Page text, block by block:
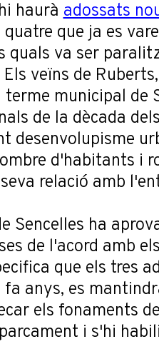
hauràadossats
que ja es
quals va ser
veïns de
terme municipal de
de la dècada
desenvolupisme
d'habitants i
relació amb
Sencelles ha
de l'acord amb
que els tres
anys, es
els fonaments
i s'hi